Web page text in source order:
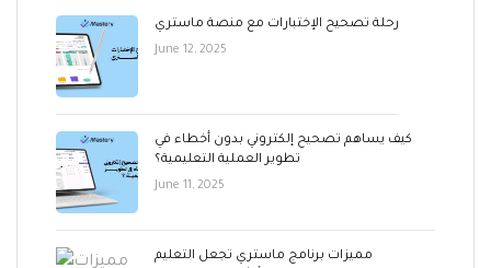
رحلة تصحيح الإختبارات مع منصة ماستري
June 12, 2025
كيف يساهم تصحيح إلكتروني بدون أخطاء في
تطوير العملية التعليمية؟
June 11, 2025
مميزات برنامج ماستري تجعل التعليم